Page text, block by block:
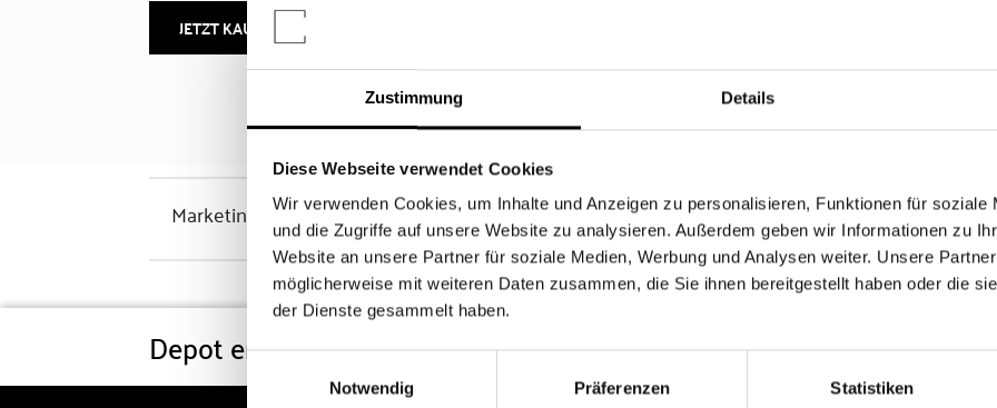
Zustimmung Details
Diese Webseite verwendet Cookies
Wir verwenden Cookies, um Inhalte und Anzeigen zu personalisieren, Funktionen für soziale
und die Zugriffe auf unsere Website zu analysieren. Außerdem geben wir Informationen zu
Website an unsere Partner für soziale Medien, Werbung und Analysen weiter. Unsere
möglicherweise mit weiteren Daten zusammen, die Sie ihnen bereitgestellt haben oder die
der Dienste gesammelt haben.
Einwilligungsauswahl
Notwendig
Präferenzen Statistiken
JETZT KAUFEN
Marketinghinweis Chancen & Risiken
Depot eröffnen Konditionen Fonds FAQ